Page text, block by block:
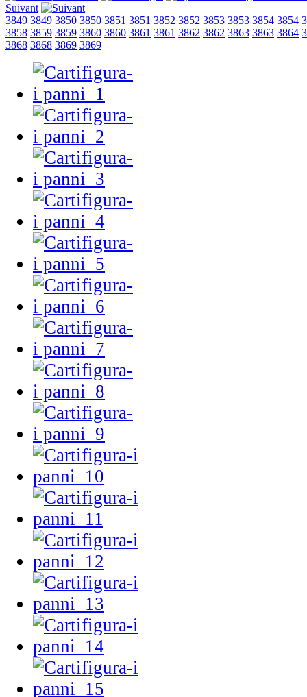
Suivant
3849 3849 3850 3850 3851 3851 3852 3852 3853 3853 3854 3854
3858 3859 3859 3860 3860 3861 3861 3862 3862 3863 3863 3864
3868 3868 3869 3869